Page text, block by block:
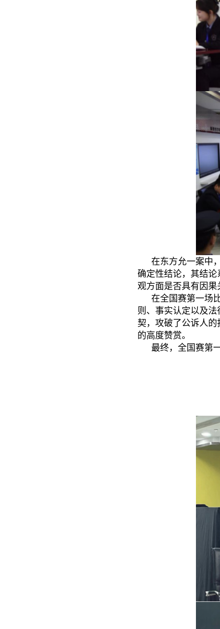
在东方允一案中
确定性结论，其结
观方面是否具有因
在全国赛第一场
则、事实认定以及
契，攻破了公诉人
的高度赞赏。
最终，全国赛第